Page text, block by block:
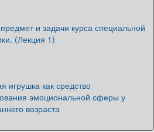
и задачи курса специальной
(Лекция 1)
игрушка как средство
эмоциональной сферы у
возраста